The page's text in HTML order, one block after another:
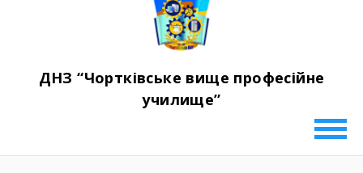
ДНЗ “Чортківське вище професійне
училище”